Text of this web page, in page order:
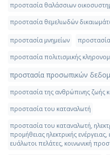
προστασία θαλάσσιων
προστασία θεμελιωδών
προστασία μνημείων
προστασία πολιτισμικής
προστασία προσωπικών
προστασία της ανθρώπινης ζωής
προστασία του καταναλωτή
προστασία του καταναλωτή,
προμήθειας ηλεκτρικής
ευάλωτοι πελάτες, κοινωνική